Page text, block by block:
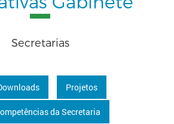
Secretarias
Projetos
da Secretaria